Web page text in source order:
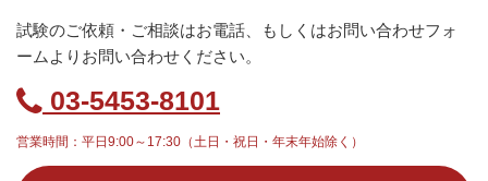
試験のご依頼・ご相談はお電話、もしくはお問い合わせフォ
ームよりお問い合わせください。
03-5453-8101
営業時間：平日9:00～17:30（土日・祝日・年末年始除く）